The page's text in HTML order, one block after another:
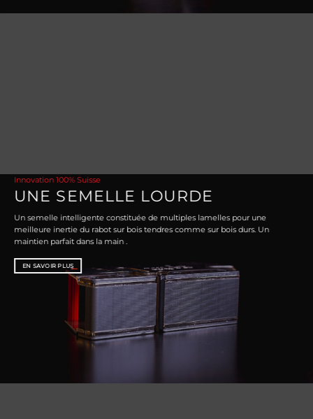
Innovation 100% Suisse
UNE SEMELLE LOURDE
Un semelle intelligente constituée de multiples lamelles pour une
meilleure inertie du rabot sur bois tendres comme sur bois durs. Un
maintien parfait dans la main .
EN SAVOIR PLUS